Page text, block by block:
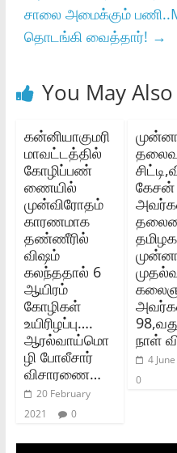
சாலை அமைக்கும்
தொடங்கி வைத்தார்! →
You May
கன்னியாகுமரி
மாவட்டத்தில்
கோழிப்பண்
ணையில்
முன்விரோதம்
காரணமாக
தண்ணீரில்
விஷம்
கலந்ததால் 6
ஆயிரம்
கோழிகள்
உயிரிழப்பு….
ஆரல்வாய்மொ
ழி போலீசார்
விசாரணை…
20 February
2021
0
கேசன்
தமிழக
நாள்
4
0